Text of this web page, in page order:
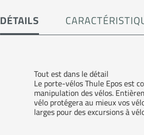
DÉTAILS
Tout est dans le détail
Le porte-vélos Thule Epos est
manipulation des vélos.
vélo protégera au mieux vos
larges pour des excursions à